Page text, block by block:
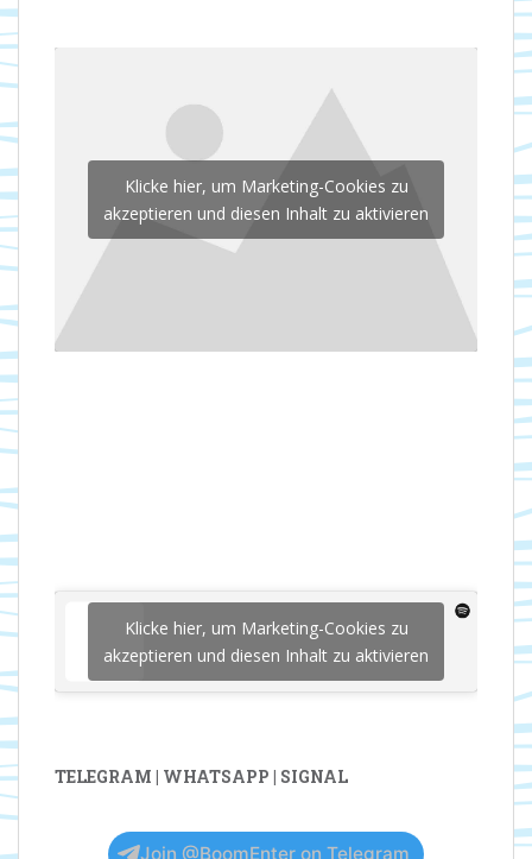
Klicke hier, um Marketing-Cookies zu
akzeptieren und diesen Inhalt zu aktivieren
Klicke hier, um Marketing-Cookies zu
akzeptieren und diesen Inhalt zu aktivieren
TELEGRAM | WHATSAPP | SIGNAL
Join @BoomEnter on Telegram